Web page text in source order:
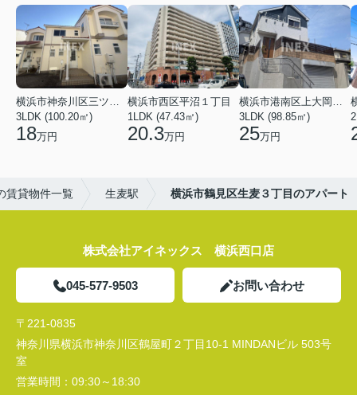
横浜市神奈川区三ツ沢上町
3LDK (100.20㎡)
18万円
横浜市西区平沼１丁目
1LDK (47.43㎡)
20.3万円
横浜市港南区上大岡東２丁目
3LDK (98.85㎡)
25万円
賃貸物件一覧 生麦駅 横浜市鶴見区生麦３丁目のアパート
株式会社アイネックス 横浜西口店
045-577-9503 お問い合わせ
〒221-0835
神奈川県横浜市神奈川区鶴屋町２丁目10-1 MINDANビル 503号
室
営業時間： 09:30～18:30